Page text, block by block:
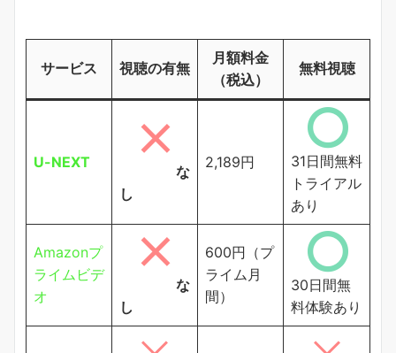
サービス 視聴の有無
月額料金
（税込）
無料視聴
U-NEXT
な
し
2,189円
31日間無料
トライアル
あり
Amazonプ
ライムビデ
オ
な
し
600円（プ
ライム月
間）
30日間無
料体験あり